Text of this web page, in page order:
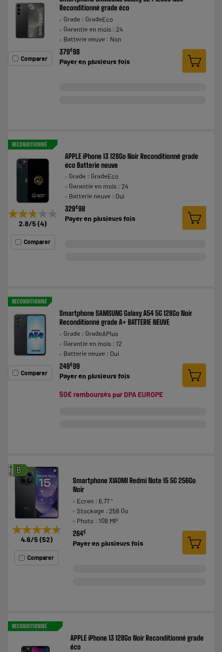
Comparer
Reconditionné grade éco
Grade : GradeEco
Garantie en mois : 24
Batterie neuve : Non
379€98
Payer en plusieurs fois
RECONDITIONNÉ
★★★★★
★★★★★
2.8/5 (4)
Comparer
APPLE iPhone 13 128Go Noir Reconditionné grade
éco Batterie neuve
Grade : GradeEco
Garantie en mois : 24
Batterie neuve : Oui
329€98
Payer en plusieurs fois
RECONDITIONNÉ
Comparer
Smartphone SAMSUNG Galaxy A54 5G 128Go Noir
Reconditionné grade A+ BATTERIE NEUVE
Grade : GradeAPlus
Garantie en mois : 12
Batterie neuve : Oui
249€99
Payer en plusieurs fois
50€ remboursés par DPA EUROPE
B
A
G
★★★★★
★★★★★
4.6/5 (52)
Comparer
Smartphone XIAOMI Redmi Note 15 5G 256Go
Noir
Ecran : 6,77 "
Stockage : 256 Go
Photo : 108 MP
264€
Payer en plusieurs fois
RECONDITIONNÉ
APPLE iPhone 13 128Go Noir Reconditionné grade
éco